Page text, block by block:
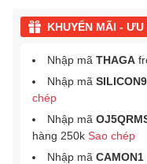
KHUYẾN MÃI -
Nhập mã THAGA
Nhập mã
chép
Nhập mã
hàng 250k Sao chép
Nhập mã CAMON1